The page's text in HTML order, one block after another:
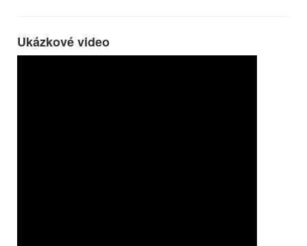
Ukázkové video